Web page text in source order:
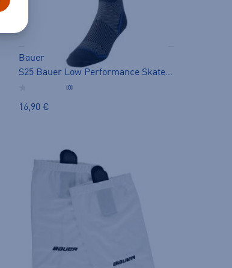
Bauer
S25 Bauer Low Performance Skate - pitkät sukat
(0)
16,90 €